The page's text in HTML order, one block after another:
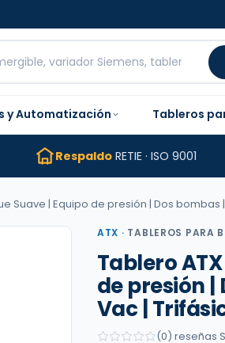
y Automatización Tableros
Respaldo RETIE · ISO 9001
Suave | Equipo de presión | Dos bombas |
ATX · TABLEROS PARA
Tablero
de presión |
Vac |
(0) reseñas